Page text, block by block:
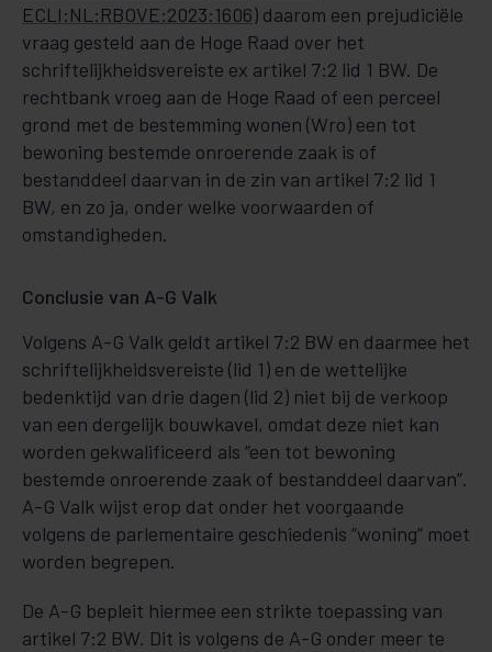
ECLI:NL:RBOVE:2023:1606) daarom een prejudiciële
vraag gesteld aan de Hoge Raad over het
schriftelijkheidsvereiste ex artikel 7:2 lid 1 BW. De
rechtbank vroeg aan de Hoge Raad of een perceel
grond met de bestemming wonen (Wro) een tot
bewoning bestemde onroerende zaak is of
bestanddeel daarvan in de zin van artikel 7:2 lid 1
BW, en zo ja, onder welke voorwaarden of
omstandigheden.
Conclusie van A-G Valk
Volgens A-G Valk geldt artikel 7:2 BW en daarmee het
schriftelijkheidsvereiste (lid 1) en de wettelijke
bedenktijd van drie dagen (lid 2) niet bij de verkoop
van een dergelijk bouwkavel, omdat deze niet kan
worden gekwalificeerd als “een tot bewoning
bestemde onroerende zaak of bestanddeel daarvan”.
A-G Valk wijst erop dat onder het voorgaande
volgens de parlementaire geschiedenis “woning” moet
worden begrepen.
De A-G bepleit hiermee een strikte toepassing van
artikel 7:2 BW. Dit is volgens de A-G onder meer te